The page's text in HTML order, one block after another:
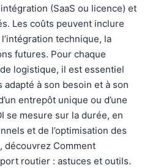
(SaaS ou licence) et
Les coûts peuvent inclure
technique, la
futures. Pour chaque
logistique, il est essentiel
adapté à son besoin et à son
entrepôt unique ou d’une
se mesure sur la durée, en
et de l’optimisation des
découvrez Comment
routier : astuces et outils.